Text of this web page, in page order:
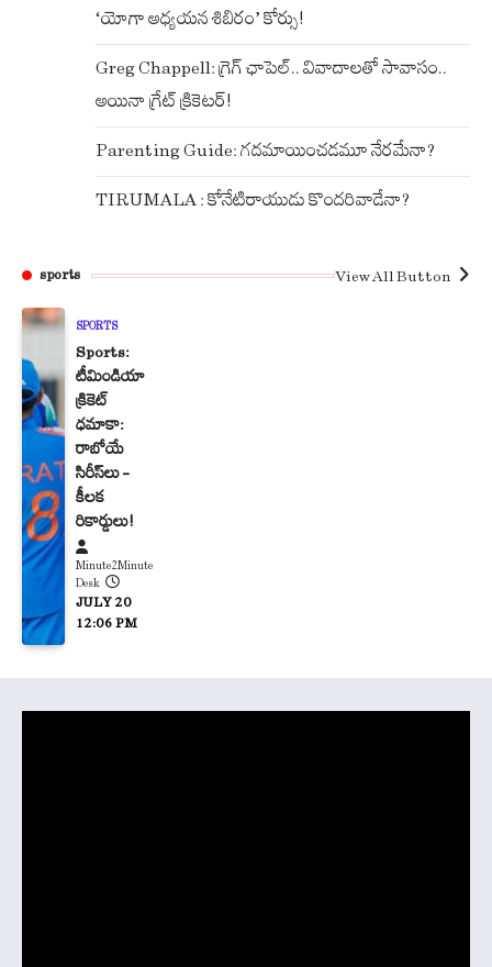
‘యోగా అధ్యయన శిబిరం’ కోర్సు!
Greg Chappell: గ్రెగ్ ఛాపెల్.. వివాదాలతో సావాసం..
అయినా గ్రేట్ క్రికెటర్!
Parenting Guide: గదమాయించడమూ నేరమేనా?
TIRUMALA : కోనేటిరాయుడు కొందరివాడేనా?
sports View All Button
SPORTS
Sports:
టీమిండియా
క్రికెట్
ధమాకా:
రాబోయే
సిరీస్‌లు –
కీలక
రికార్డులు!
Minute2Minute
Desk
JULY 20
12:06 PM